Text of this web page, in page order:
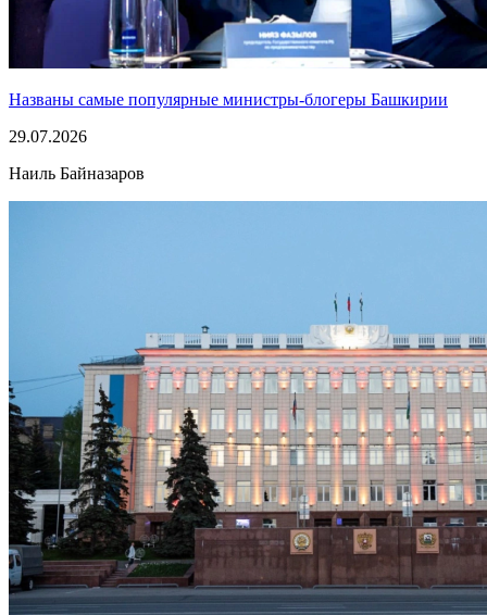
Названы самые популярные министры-блогеры Башкирии
29.07.2026
Наиль Байназаров